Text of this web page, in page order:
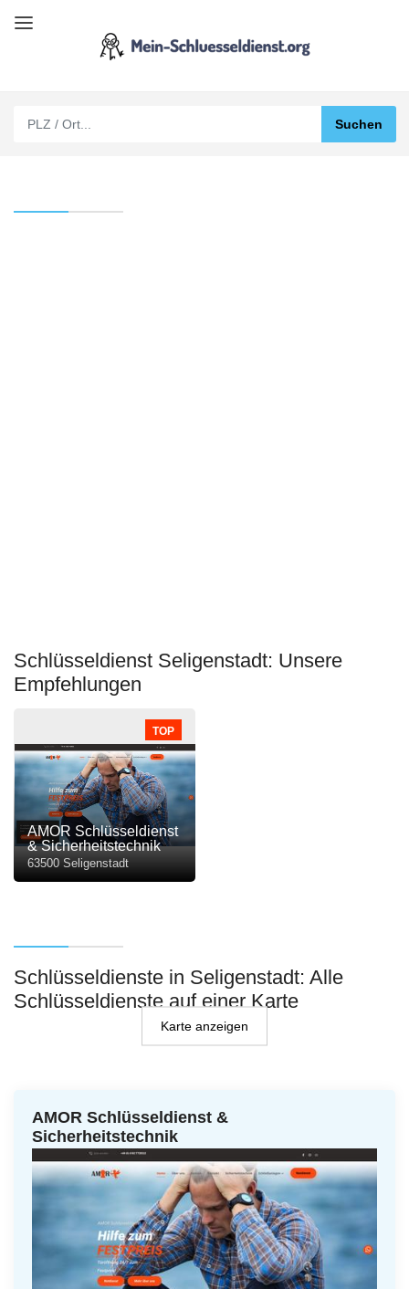
Schlüsseldienst Seligenstadt: Unsere
Empfehlungen
TOP
AMOR Schlüsseldienst
& Sicherheitstechnik
63500 Seligenstadt
Schlüsseldienste in Seligenstadt: Alle
Schlüsseldienste auf einer Karte
Karte anzeigen
AMOR Schlüsseldienst &
Sicherheitstechnik